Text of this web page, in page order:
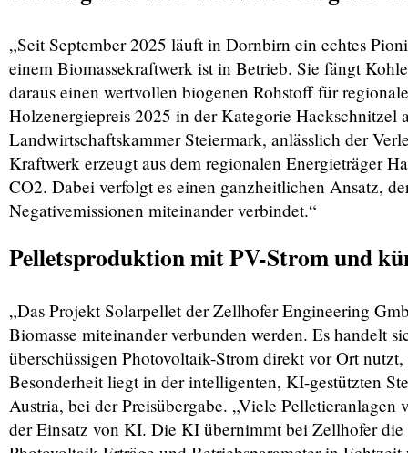
„Seit September 2025 läuft in Dornbirn ein echtes
einem Biomassekraftwerk ist in Betrieb. Sie fängt
daraus einen wertvollen biogenen Rohstoff für
Holzenergiepreis 2025 in der Kategorie Hackschnitzel
Landwirtschaftskammer Steiermark, anlässlich der
Kraftwerk erzeugt aus dem regionalen Energieträger
CO2. Dabei verfolgt es einen ganzheitlichen Ansatz,
Negativemissionen miteinander verbindet.“
Pelletsproduktion mit PV-Strom und
„Das Projekt Solarpellet der Zellhofer Engineering
Biomasse miteinander verbunden werden. Es handelt
überschüssigen Photovoltaik-Strom direkt vor Ort
Besonderheit liegt in der intelligenten, KI-gestützten
Austria, bei der Preisübergabe. „Viele
der Einsatz von KI. Die KI übernimmt bei Zellhofer